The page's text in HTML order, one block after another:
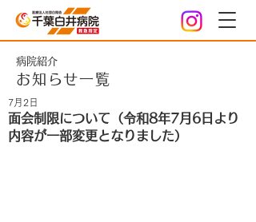
病院紹介
お知らせ一覧
面会制限について（令和8年7月6日より
内容が一部変更となりました）
7月2日